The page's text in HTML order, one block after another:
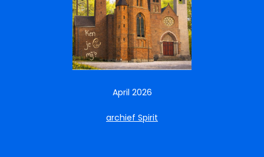
April 2026
archief Spirit